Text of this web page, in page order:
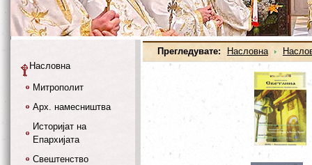
Прегледувате: Насловна
Насловна
Митрополит
Арх. намесништва
Историјат на
Епархијата
Свештенство